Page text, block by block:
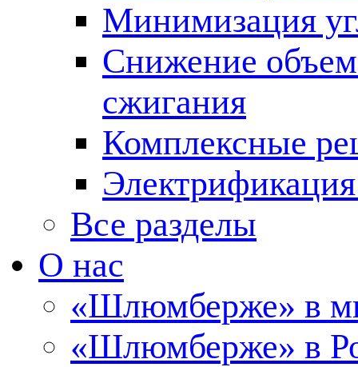
Минимизация
Снижение
сжигания
Комплексные
Все разделы
О нас
«Шлюмберже» в
«Шлюмберже» в